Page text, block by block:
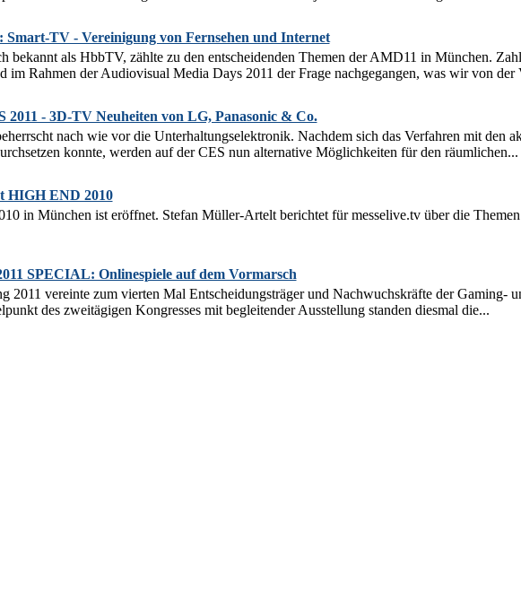
Smart-TV - Vereinigung von Fernsehen und Internet
bekannt als HbbTV, zählte zu den entscheidenden Themen der AMD11 in München.
im Rahmen der Audiovisual Media Days 2011 der Frage nachgegangen, was wir von der
2011 - 3D-TV Neuheiten von LG, Panasonic & Co.
nach wie vor die Unterhaltungselektronik. Nachdem sich das Verfahren mit den
konnte, werden auf der CES nun alternative Möglichkeiten für den räumlichen...
HIGH END 2010
in München ist eröffnet. Stefan Müller-Artelt berichtet für messelive.tv über die
SPECIAL: Onlinespiele auf dem Vormarsch
2011 vereinte zum vierten Mal Entscheidungsträger und Nachwuchskräfte der Gaming-
des zweitägigen Kongresses mit begleitender Ausstellung standen diesmal die...